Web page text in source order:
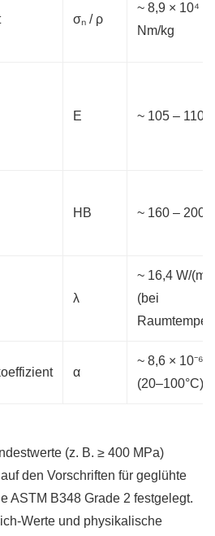
σₙ / ρ
~ 8,9 × 10⁴
Nm/kg
E ~ 105 – 110
HB ~ 160 – 200
λ
~ 16,4 W/
(bei
α
~ 8,6 × 10⁻⁶ /
(20–100°C)
(z. B. ≥ 400 MPa)
den Vorschriften für geglühte
ASTM B348 Grade 2 festgelegt.
Werte und physikalische